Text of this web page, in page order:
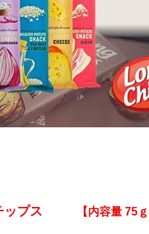
プス 【内容量 75